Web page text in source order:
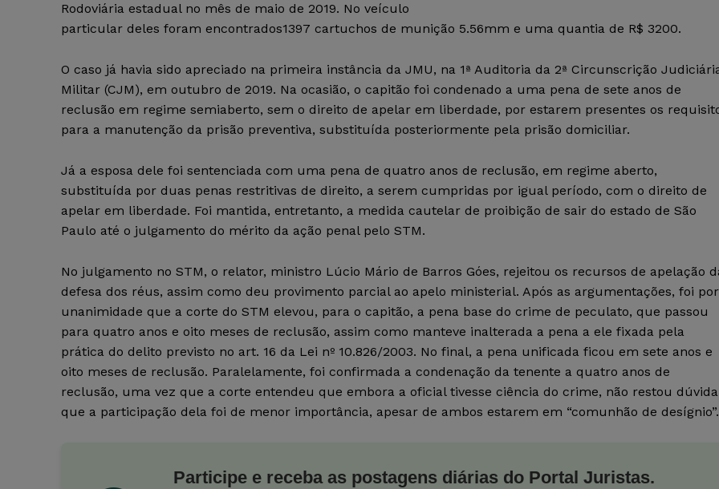
Rodoviária estadual no mês de maio de 2019. No veículo
particular deles foram encontrados1397 cartuchos de munição 5.56mm e uma quantia de R$ 3200.
O caso já havia sido apreciado na primeira instância da JMU, na 1ª Auditoria da 2ª Circunscrição
Militar (CJM), em outubro de 2019. Na ocasião, o capitão foi condenado a uma pena de sete anos de
reclusão em regime semiaberto, sem o direito de apelar em liberdade, por estarem presentes os
para a manutenção da prisão preventiva, substituída posteriormente pela prisão domiciliar.
Já a esposa dele foi sentenciada com uma pena de quatro anos de reclusão, em regime aberto,
substituída por duas penas restritivas de direito, a serem cumpridas por igual período, com o direito de
apelar em liberdade. Foi mantida, entretanto, a medida cautelar de proibição de sair do estado de São
Paulo até o julgamento do mérito da ação penal pelo STM.
No julgamento no STM, o relator, ministro Lúcio Mário de Barros Góes, rejeitou os recursos de apelação
defesa dos réus, assim como deu provimento parcial ao apelo ministerial. Após as argumentações, foi por
unanimidade que a corte do STM elevou, para o capitão, a pena base do crime de peculato, que passou
para quatro anos e oito meses de reclusão, assim como manteve inalterada a pena a ele fixada pela
prática do delito previsto no art. 16 da Lei nº 10.826/2003. No final, a pena unificada ficou em sete anos e
oito meses de reclusão. Paralelamente, foi confirmada a condenação da tenente a quatro anos de
reclusão, uma vez que a corte entendeu que embora a oficial tivesse ciência do crime, não restou dúvida
que a participação dela foi de menor importância, apesar de ambos estarem em “comunhão de desígnio”.
Participe e receba as postagens diárias do Portal Juristas.